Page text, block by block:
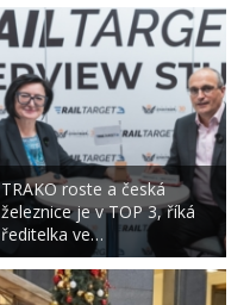
TRAKO roste a česká
železnice je v TOP 3, říká
ředitelka ve…